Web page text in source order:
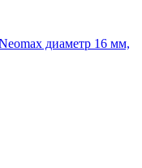
диаметр 16 мм,